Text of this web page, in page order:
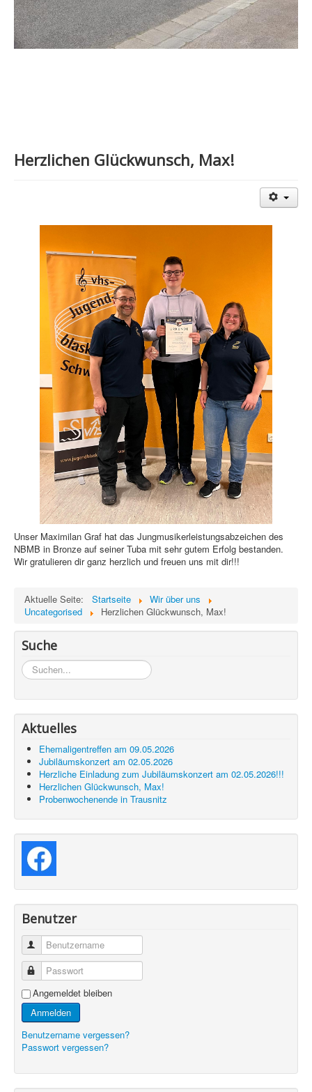
Herzlichen Glückwunsch, Max!
Unser Maximilan Graf hat das Jungmusikerleistungsabzeichen des
NBMB in Bronze auf seiner Tuba mit sehr gutem Erfolg bestanden.
Wir gratulieren dir ganz herzlich und freuen uns mit dir!!!
Aktuelle Seite: Startseite
Wir über uns
Uncategorised
Herzlichen Glückwunsch, Max!
Suche
Suchen...
Aktuelles
Ehemaligentreffen am 09.05.2026
Jubiläumskonzert am 02.05.2026
Herzliche Einladung zum Jubiläumskonzert am 02.05.2026!!!
Herzlichen Glückwunsch, Max!
Probenwochenende in Trausnitz
Benutzer
Benutzername
Passwort
Angemeldet bleiben
Anmelden
Benutzername vergessen?
Passwort vergessen?